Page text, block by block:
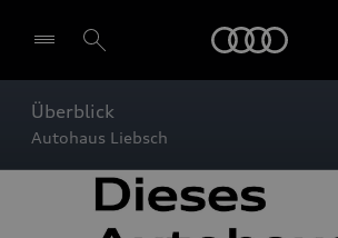
Überblick
Autohaus Liebsch